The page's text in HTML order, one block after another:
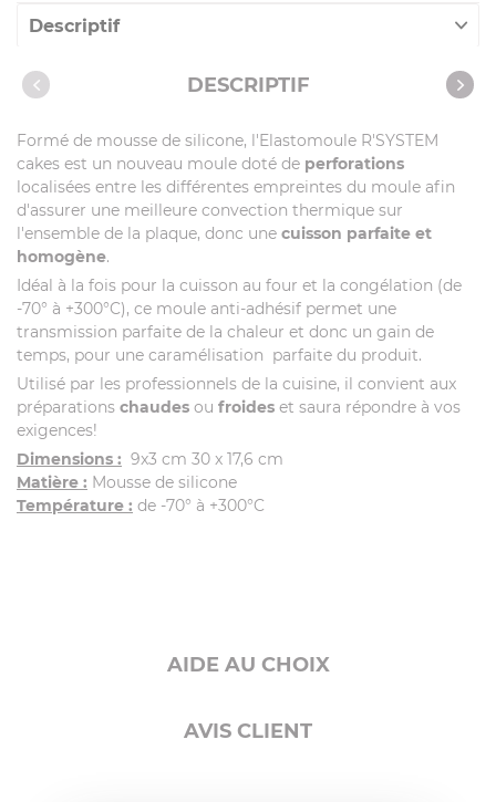
Descriptif
Caractéristiques
DESCRIPTIF
Formé de mousse de silicone, l'Elastomoule R'SYSTEM
cakes est un nouveau moule doté de perforations
localisées entre les différentes empreintes du moule afin
d'assurer une meilleure convection thermique sur
l'ensemble de la plaque, donc une cuisson parfaite et
homogène.
Idéal à la fois pour la cuisson au four et la congélation (de
-70° à +300°C), ce moule anti-adhésif permet une
transmission parfaite de la chaleur et donc un gain de
temps, pour une caramélisation parfaite du produit.
Utilisé par les professionnels de la cuisine, il convient aux
préparations chaudes ou froides et saura répondre à vos
exigences!
Dimensions : 9x3 cm 30 x 17,6 cm
Matière : Mousse de silicone
Température : de -70° à +300°C
AIDE AU CHOIX
AVIS CLIENT